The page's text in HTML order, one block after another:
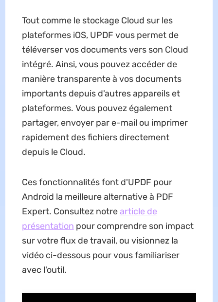
Tout comme le stockage Cloud sur les
plateformes iOS, UPDF vous permet de
téléverser vos documents vers son Cloud
intégré. Ainsi, vous pouvez accéder de
manière transparente à vos documents
importants depuis d'autres appareils et
plateformes. Vous pouvez également
partager, envoyer par e-mail ou imprimer
rapidement des fichiers directement
depuis le Cloud.
Ces fonctionnalités font d'UPDF pour
Android la meilleure alternative à PDF
Expert. Consultez notrearticle de
présentation pour comprendre son impact
sur votre flux de travail, ou visionnez la
vidéo ci-dessous pour vous familiariser
avec l'outil.